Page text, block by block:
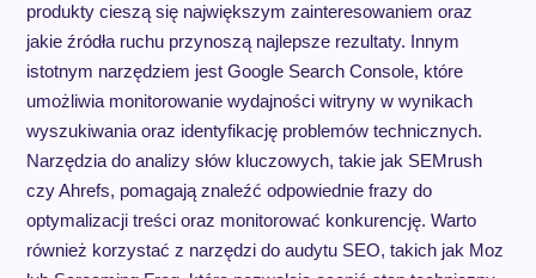
produkty cieszą się największym zainteresowaniem oraz
jakie źródła ruchu przynoszą najlepsze rezultaty. Innym
istotnym narzędziem jest Google Search Console, które
umożliwia monitorowanie wydajności witryny w wynikach
wyszukiwania oraz identyfikację problemów technicznych.
Narzędzia do analizy słów kluczowych, takie jak SEMrush
czy Ahrefs, pomagają znaleźć odpowiednie frazy do
optymalizacji treści oraz monitorować konkurencję. Warto
również korzystać z narzędzi do audytu SEO, takich jak Moz